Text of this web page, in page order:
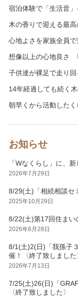
宿泊体験で「生活音
木の香りで迎える最
心地よさを家族全員
想像以上の心地良さ
子供達が裸足で走り
14年経過しても続く
朝早くから活動した
お知らせ
「Wなくらし」に、
2026年7月29日
8/29(土)「相続相談セ
2025年10月29日
8/22(土)第17回住まい
2026年6月28日
8/1(土)2(日)「我孫子
催！〈終了致しました
2026年7月13日
7/25(土)26(日)「
〈終了致しました〉